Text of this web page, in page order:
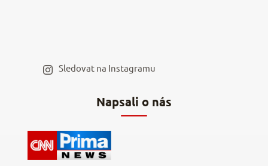
Napsali o nás
Sledovat na Instagramu
Hodnocení obchodu